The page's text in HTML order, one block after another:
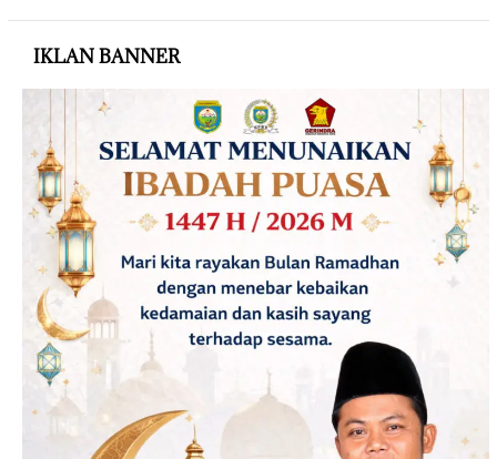
IKLAN BANNER